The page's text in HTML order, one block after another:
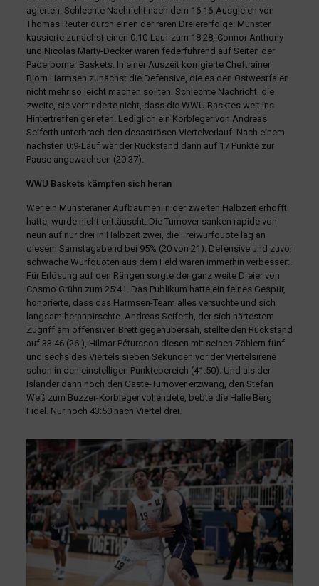
agierten. Schlechte Nachricht nach dem 16:16-Ausgleich von
Thomas Reuter durch einen der raren Dreiererfolge: Münster
kassierte zunächst einen 0:10-Lauf zum 18:28, Connor Anthony
und Nicolas Marty-Decker waren federführend auf Seiten der
Paderborner Baskets. In einer Auszeit korrigierte Cheftrainer
Björn Harmsen zunächst die Defensive, die es den Ostwestfalen
nicht mehr so leicht machen sollten. Schlechte Nachricht, die
zweite, sie verhinderte nicht, dass die WWU Basktes weit ins
Hintertreffen gerieten. Lediglich ein Korbleger von Andreas
Seiferth unterbrach den desaströsen Viertelverlauf. Nach einem
nächsten 0:9-Lauf war der Rückstand dann auf 17 Punkte zur
Pause angewachsen (20:37).
WWU Baskets kämpfen sich heran
Wer ein Münsteraner Aufbäumen in der zweiten Halbzeit erhofft
hatte, wurde nicht enttäuscht. Die Turnover sanken rapide von
neun auf nur drei in Halbzeit zwei, die Freiwurfquote lag an
diesem Samstagabend bei 95% (20 von 21). Defensive und zuvor
schwache Wurfquoten aus dem Feld waren immerhin verbessert.
Für Erlösung auf den Rängen sorgte der ganz weite Dreier von
Cosmo Grühn zum 25:41. Das Publikum hatte ein feines Gespür,
honorierte, dass das Harmsen-Team alles versuchte und sich
langsam heranpirschte. Andreas Seiferth, der sich härtestem
Zugriff am offensiven Brett gegenübersah, stellte den Rückstand
auf 33:46 (26.), Hilmar Pétursson diesen mit seinen Zählern fünf
und sechs des Viertels sieben Sekunden vor der Viertelsirene
schon in den einstelligen Punktebereich (41:50). Und als der
Isländer dann noch den Gäste-Turnover erzwang, den Stefan
Weß zum Buzzer-Korbleger vollendete, bebte die Halle Berg
Fidel. Nur noch 43:50 nach Viertel drei.